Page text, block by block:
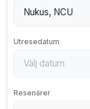
Utresedatum
Resenärer